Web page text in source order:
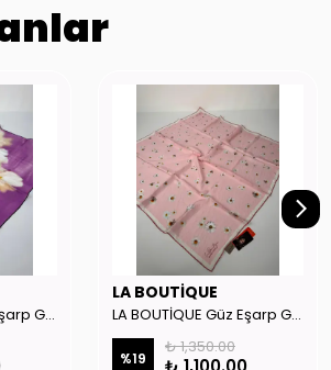
LA BOUTİQUE Güz Eşarp GYSE262908
LA BOUTİQUE
LA BOUTİQUE Güz Eşarp GYSE130804
%19
₺ 1,350.00